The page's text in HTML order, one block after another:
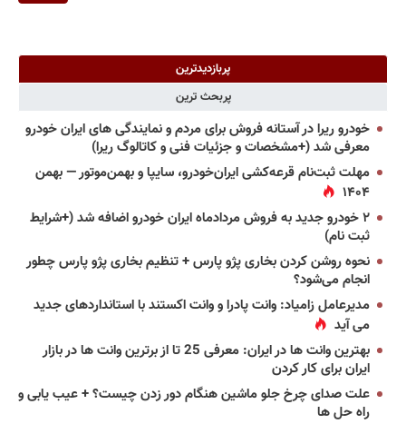
پربازدیدترین
پربحث ترین
خودرو ریرا در آستانه فروش برای مردم و نمایندگی های ایران خودرو
معرفی شد (+مشخصات و جزئیات فنی و کاتالوگ ریرا)
مهلت ثبت‌نام قرعه‌کشی ایران‌خودرو، سایپا و بهمن‌موتور — بهمن
۱۴۰۴
۲ خودرو جدید به فروش مردادماه ایران خودرو اضافه شد (+شرایط
ثبت نام)
نحوه روشن کردن بخاری پژو پارس + تنظیم بخاری پژو پارس چطور
انجام می‌شود؟
مدیرعامل زامیاد: وانت پادرا و وانت اکستند با استانداردهای جدید
می آید
بهترین وانت ها در ایران: معرفی 25 تا از برترین وانت ها در بازار
ایران برای کار کردن
علت صدای چرخ جلو ماشین هنگام دور زدن چیست؟ + عیب یابی و
راه حل ها